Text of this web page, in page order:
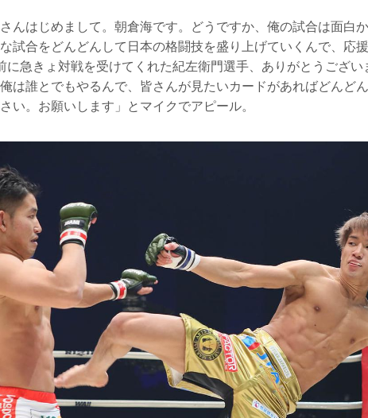
んはじめまして。朝倉海です。どうですか、俺の試合は面白
試合をどんどんして日本の格闘技を盛り上げていくんで、応
に急きょ対戦を受けてくれた紀左衛門選手、ありがとうござい
は誰とでもやるんで、皆さんが見たいカードがあればどんどん
い。お願いします」とマイクでアピール。